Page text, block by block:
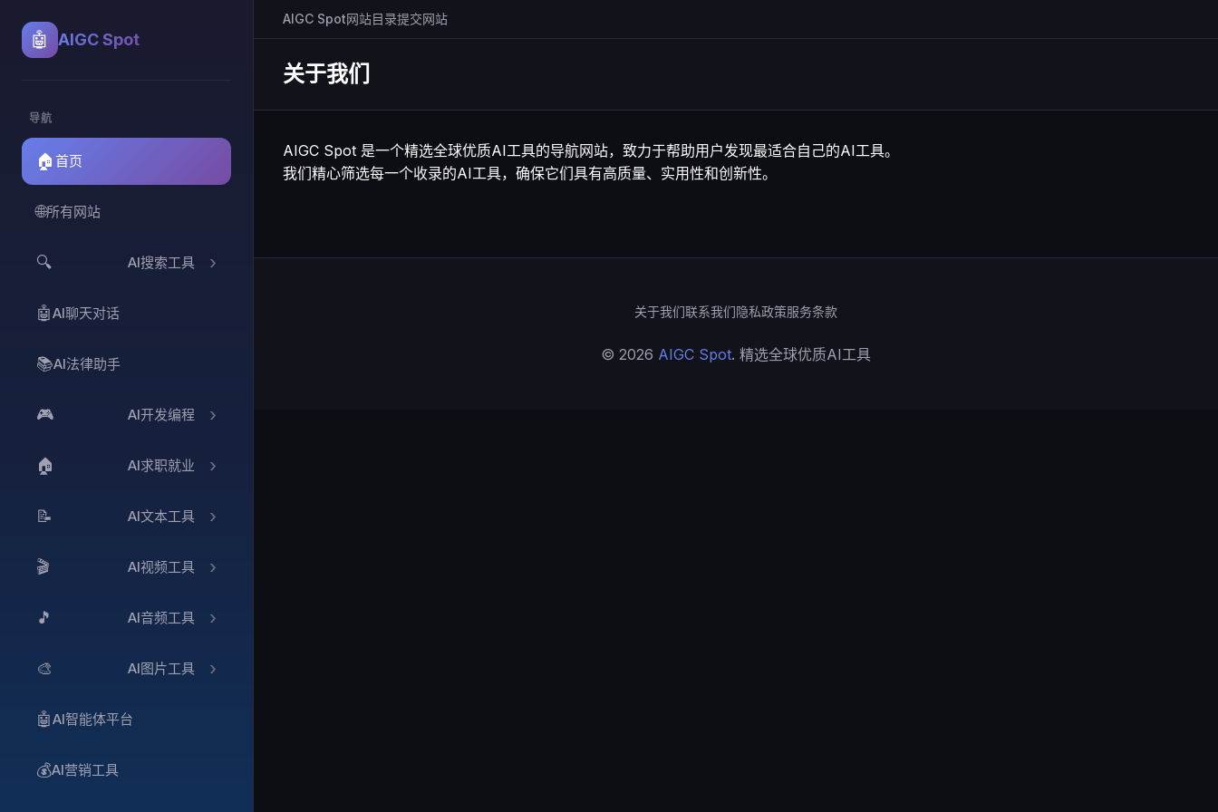
🤖 AIGC Spot
导航
🏠 首页
🌐所有网站
🔍 AI搜索工具
🤖AI聊天对话
📚AI法律助手
🎮 AI开发编程
🏠 AI求职就业
📝 AI文本工具
🎬 AI视频工具
🎵 AI音频工具
🎨 AI图片工具
🤖AI智能体平台
💰AI营销工具
AIGC Spot网站目录提交网站
关于我们
AIGC Spot 是一个精选全球优质AI工具的导航网站，致力于帮助用户发现最适合自己的AI工具。
我们精心筛选每一个收录的AI工具，确保它们具有高质量、实用性和创新性。
关于我们联系我们隐私政策服务条款
© 2026 AIGC Spot. 精选全球优质AI工具